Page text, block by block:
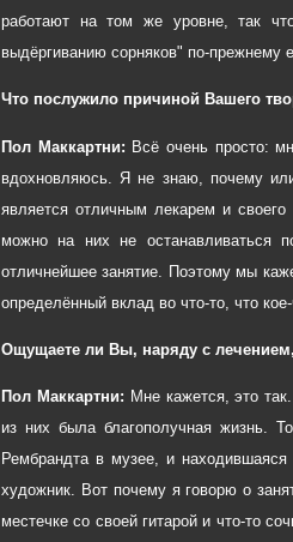
работают на том же уровне, так
выдёргиванию сорняков" по-прежнему
Что послужило причиной Вашего
Пол Маккартни: Всё очень просто:
вдохновляюсь. Я не знаю, почему
является отличным лекарем и
можно на них не останавливаться
отличнейшее занятие. Поэтому мы
определённый вклад во что-то, что
Ощущаете ли Вы, наряду с
Пол Маккартни: Мне кажется, это
из них была благополучная жизнь.
Рембрандта в музее, и
художник. Вот почему я говорю о
местечке со своей гитарой и что-то